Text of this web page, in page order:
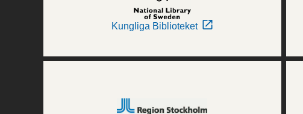
Kungliga Biblioteket